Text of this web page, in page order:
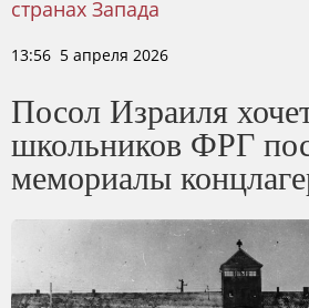
странах Запада
13:56 5 апреля 2026
Посол Израиля
школьников ФРГ
мемориалы